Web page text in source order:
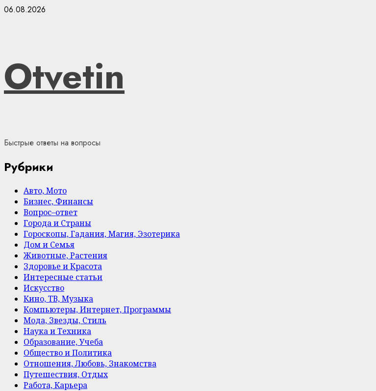
Skip
06.08.2026
Otvetin
Быстрые ответы на вопросы
Рубрики
Авто, Мото
Бизнес, Финансы
Вопрос–ответ
Города и Страны
Гороскопы, Гадания, Магия, Эзотерика
Дом и Семья
Животные, Растения
Здоровье и Красота
Интересные статьи
Искусство
Кино, ТВ, Музыка
Компьютеры, Интернет, Программы
Мода, Звезды, Стиль
Наука и Техника
Образование, Учеба
Общество и Политика
Отношения, Любовь, Знакомства
Путешествия, Отдых
Работа, Карьера